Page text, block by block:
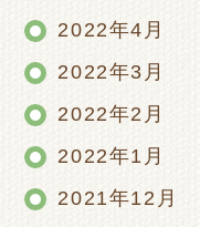
2022年4月
2022年3月
2022年2月
2022年1月
2021年12月